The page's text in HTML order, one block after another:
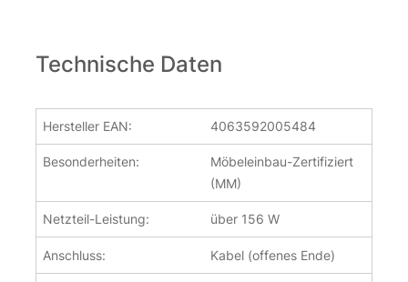
Technische Daten
Hersteller EAN: 4063592005484
Besonderheiten:
Möbeleinbau-Zertifiziert
(MM)
Netzteil-Leistung: über 156 W
Anschluss: Kabel (offenes Ende)